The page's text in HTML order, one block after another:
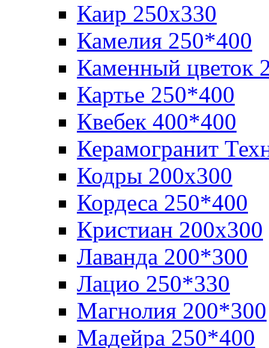
Каир 250х330
Камелия 250*400
Каменный цветок
Картье 250*400
Квебек 400*400
Керамогранит
Кодры 200х300
Кордеса 250*400
Кристиан 200х300
Лаванда 200*300
Лацио 250*330
Магнолия 200*300
Мадейра 250*400